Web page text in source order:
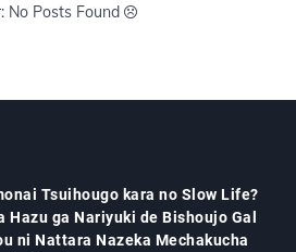
No Posts Found
Tsuihougo kara no Slow Life?
Hazu ga Nariyuki de Bishoujo Gal
ni Nattara Nazeka Mechakucha